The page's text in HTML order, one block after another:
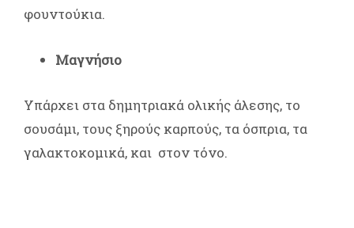
φουντούκια.
Μαγνήσιο
Υπάρχει στα δημητριακά ολικής άλεσης, το
σουσάμι, τους ξηρούς καρπούς, τα όσπρια, τα
γαλακτοκομικά, και στον τόνο.